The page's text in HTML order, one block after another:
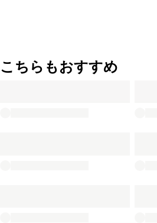
こちらもおすすめ